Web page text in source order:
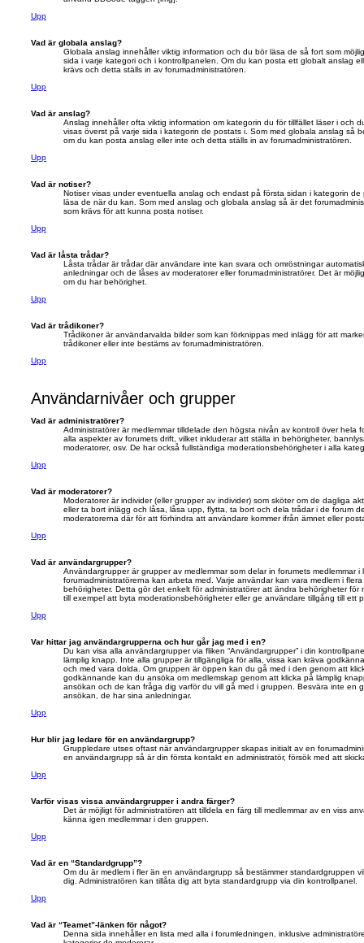
Upp
Vad är globala anslag?
Globala anslag innehåller viktig information och du bör läsa de så fort som
sida i varje kategori och i kontrollpanelen. Om du kan posta ett globalt anslag
krävs och detta ställs in av forumadministratören.
Upp
Vad är anslag?
Anslag innehåller ofta viktig information om kategorin du för tillfället läser i och
visas överst på varje sida i kategorin de postats i. Som med globala anslag så
om du kan posta anslag eller inte och detta ställs in av forumadministratören.
Upp
Vad är notiser?
Notiser visas under eventuella anslag och endast på första sidan i kategorin
läsa de när du kan. Som med anslag och globala anslag så är det
som krävs för att kunna posta notiser.
Upp
Vad är låsta trådar?
Låsta trådar är trådar där användare inte kan svara och omröstningar
anledningar och de låses av moderatorer eller forumadministratörer. Det är
om du har behörighet.
Upp
Vad är trådikoner?
Trådikoner är användarvalda bilder som kan förknippas med inlägg för att
trådikoner eller inte bestäms av forumadministratören.
Upp
Användarnivåer och grupper
Vad är administratörer?
Administratörer är medlemmar tilldelade den högsta nivån av kontroll över hela
alla aspekter av forumets drift, vilket inkluderar att ställa in behörigheter,
moderatorer, osv. De har också fullständiga moderationsbehörigheter i alla
Upp
Vad är moderatorer?
Moderatorer är individer (eller grupper av individer) som sköter om de dagliga
eller ta bort inlägg och låsa, låsa upp, flytta, ta bort och dela trådar i de forum
moderatorerna där för att förhindra att användare kommer ifrån ämnet eller
Upp
Vad är användargrupper?
Användargrupper är grupper av medlemmar som delar in forumets medlemmar
forumadministratörerna kan arbeta med. Varje användar kan vara medlem i
behörigheter. Detta gör det enkelt för administratörer att ändra behörigheter
till exempel att byta moderationsbehörigheter eller ge användare tillgång till ett
Upp
Var hittar jag användargrupperna och hur går jag med i en?
Du kan visa alla användargrupper via fliken “Användargrupper” i din
lämplig knapp. Inte alla grupper är tillgängliga för alla, vissa kan kräva
och med vara dolda. Om gruppen är öppen kan du gå med i den genom att
godkännande kan du ansöka om medlemskap genom att klicka på lämplig
ansökan och de kan fråga dig varför du vill gå med i gruppen. Besvära inte en
ansökan, de har sina anledningar.
Upp
Hur blir jag ledare för en användargrupp?
Gruppledare utses oftast när användargrupper skapas initialt av en
en användargrupp så är din första kontakt en administratör, försök med att
Upp
Varför visas vissa användargrupper i andra färger?
Det är möjligt för administratören att tilldela en färg till medlemmar av en viss
känna igen medlemmar i den gruppen.
Upp
Vad är en “Standardgrupp”?
Om du är medlem i fler än en användargrupp så bestämmer standardgruppen
dig. Administratören kan tillåta dig att byta standardgrupp via din kontrollpanel.
Upp
Vad är “Teamet”-länken för något?
Denna sida innehåller en lista med alla i forumledningen, inklusive